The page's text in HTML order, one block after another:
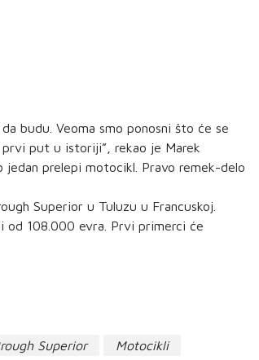
budu. Veoma smo ponosni što će se
put u istoriji”, rekao je Marek
jedan prelepi motocikl. Pravo remek-delo
Superior u Tuluzu u Francuskoj.
od 108.000 evra. Prvi primerci će
Superior
Motocikli